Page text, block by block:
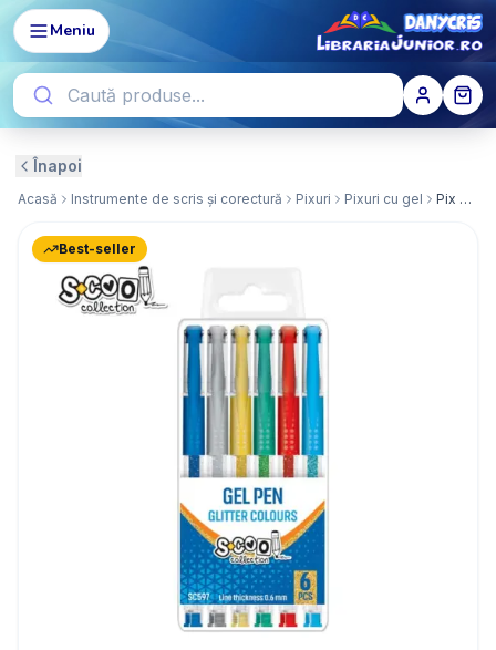
Meniu
Înapoi
Acasă Instrumente de scris și corectură Pixuri Pixuri cu gel Pix cu gel, sclipici, 6 buc/cutie - S-COOL
Best-seller